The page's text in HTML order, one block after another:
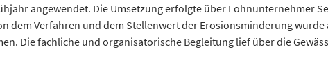
angewendet. Die Umsetzung erfolgte über Lohnunternehmer
dem Verfahren und dem Stellenwert der Erosionsminderung wurde
Die fachliche und organisatorische Begleitung lief über die